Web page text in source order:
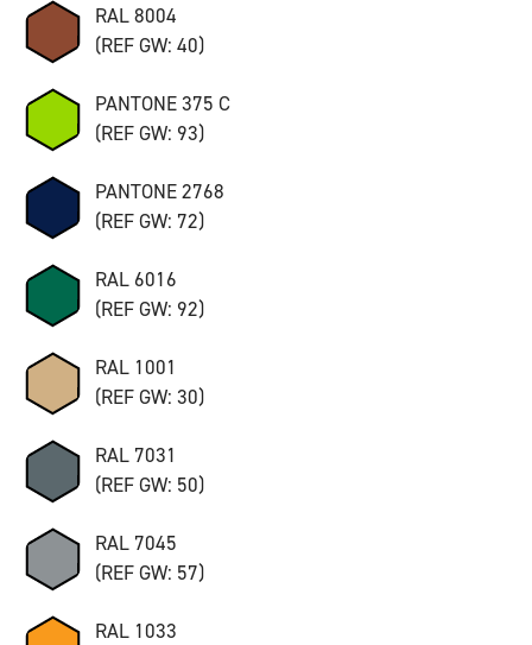
RAL 8004
(REF GW: 40)
PANTONE 375 C
(REF GW: 93)
PANTONE 2768
(REF GW: 72)
RAL 6016
(REF GW: 92)
RAL 1001
(REF GW: 30)
RAL 7031
(REF GW: 50)
RAL 7045
(REF GW: 57)
RAL 1033